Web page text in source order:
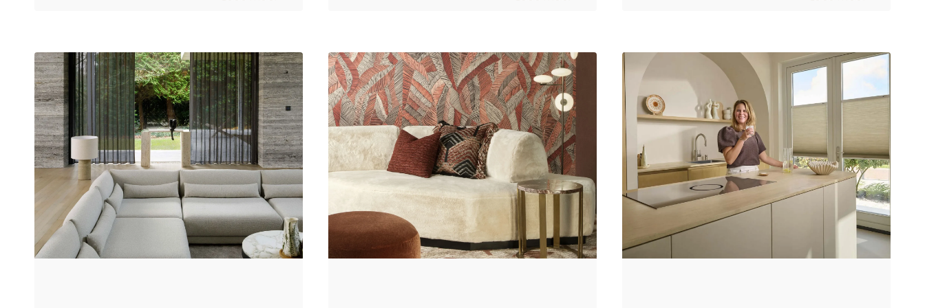
ervoor dat je huis prettig aanvoelt,
zonder concessies te doen aan
sfeer of uitstraling? Licht dat je
interieur tot leven brengt Daglicht is
misschien wel de belangrijkste
sfeermaker in huis. Het laat kleuren
spreken, geeft diepte aan
materialen en zorgt voor een open
en frisse uitstraling. Tegelijkertijd
kan datzelfde licht ook te fel zijn of
precies op de verkeerde momenten
binnenvallen. De kunst zit in het
sturen van licht, zonder het volledig
door te durven. Spelen met
contrast Een interieur komt tot
leven wanneer je contrasten durft
te gebruiken. Denk aan een grove
linnenlook naast een glanzende
velours of een rustige basistint
gecombineerd met een levendig
dessin. Juist die verschillen zorgen
voor spanning en maken een ruimte
interessanter om naar te kijken.
Patronen hoeven niet te vloeken
zolang de kleurenfamilie klopt.
gekozen vloer, slimme
raamdecoratie of zorgvuldig
geplande indeling maken wonen
comfortabel én stijlvol. Mooi wonen
begint bij gebruiksgemak Een
interieur dat goed werkt, voelt
vanzelf goed aan. Denk aan
gordijnen die soepel sluiten, vloeren
die comfortabel aanvoelen en
materialen die makkelijk te
onderhouden zijn. Het zijn keuzes
die niet direct opvallen, maar wel